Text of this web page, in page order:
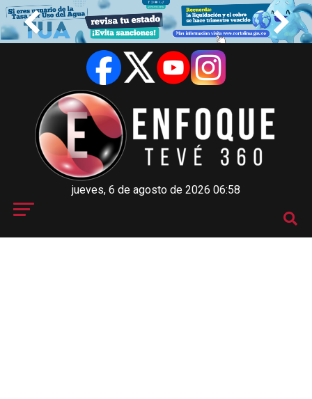
jueves, 6 de agosto de 2026 06:58